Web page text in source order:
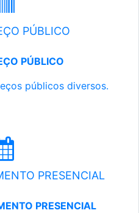
PÚBLICO
PÚBLICO
públicos diversos.
PRESENCIAL
PRESENCIAL